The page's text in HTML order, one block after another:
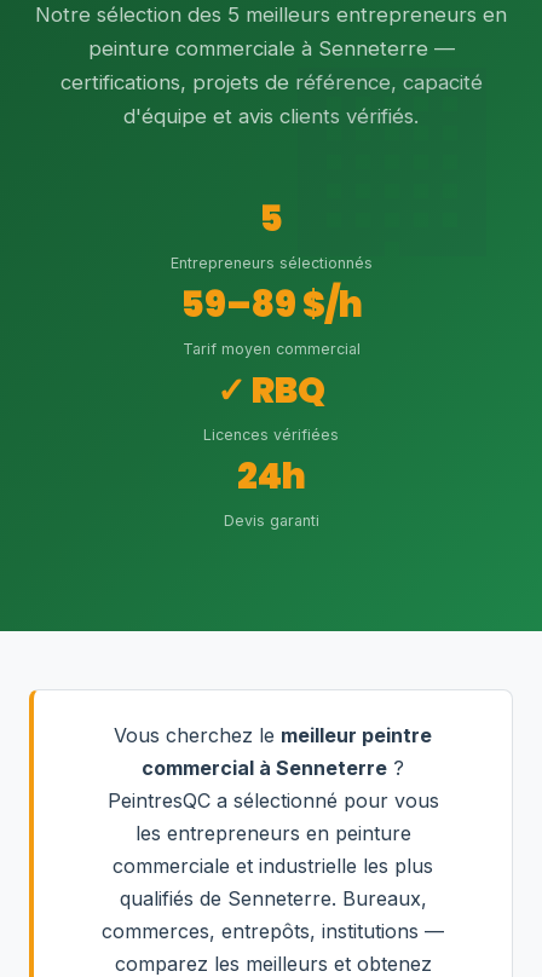
Notre sélection des 5 meilleurs entrepreneurs en
peinture commerciale à Senneterre —
certifications, projets de référence, capacité
d'équipe et avis clients vérifiés.
5
Entrepreneurs sélectionnés
59–89 $/h
Tarif moyen commercial
✓ RBQ
Licences vérifiées
24h
Devis garanti
Vous cherchez le meilleur peintre
commercial à Senneterre ?
PeintresQC a sélectionné pour vous
les entrepreneurs en peinture
commerciale et industrielle les plus
qualifiés de Senneterre. Bureaux,
commerces, entrepôts, institutions —
comparez les meilleurs et obtenez